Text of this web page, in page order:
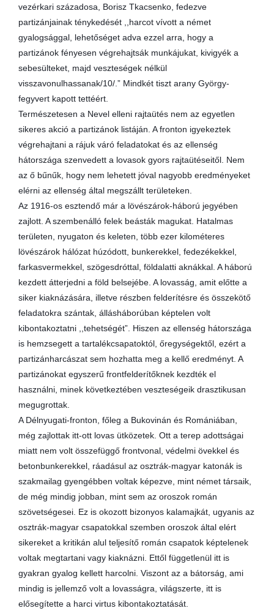
vezérkari századosa, Borisz Tkacsenko, fedezve
partizánjainak ténykedését ,,harcot vívott a német
gyalogsággal, lehetőséget adva ezzel arra, hogy a
partizánok fényesen végrehajtsák munkájukat, kivigyék a
sebesülteket, majd veszteségek nélkül
visszavonulhassanak/10/.” Mindkét tiszt arany György-
fegyvert kapott tettéért.
Természetesen a Nevel elleni rajtaütés nem az egyetlen
sikeres akció a partizánok listáján. A fronton igyekeztek
végrehajtani a rájuk váró feladatokat és az ellenség
hátországa szenvedett a lovasok gyors rajtaütéseitől. Nem
az ő bűnűk, hogy nem lehetett jóval nagyobb eredményeket
elérni az ellenség által megszállt területeken.
Az 1916-os esztendő már a lövészárok-háború jegyében
zajlott. A szembenálló felek beásták magukat. Hatalmas
területen, nyugaton és keleten, több ezer kilométeres
lövészárok hálózat húzódott, bunkerekkel, fedezékekkel,
farkasvermekkel, szögesdróttal, földalatti aknákkal. A háború
kezdett átterjedni a föld belsejébe. A lovasság, amit előtte a
siker kiaknázására, illetve részben felderítésre és összekötő
feladatokra szántak, állásháborúban képtelen volt
kibontakoztatni ,,tehetségét”. Hiszen az ellenség hátországa
is hemzsegett a tartalékcsapatoktól, őregységektől, ezért a
partizánharcászat sem hozhatta meg a kellő eredményt. A
partizánokat egyszerű frontfelderítőknek kezdték el
használni, minek következtében veszteségeik drasztikusan
megugrottak.
A Délnyugati-fronton, főleg a Bukovinán és Romániában,
még zajlottak itt-ott lovas ütközetek. Ott a terep adottságai
miatt nem volt összefüggő frontvonal, védelmi övekkel és
betonbunkerekkel, ráadásul az osztrák-magyar katonák is
szakmailag gyengébben voltak képezve, mint német társaik,
de még mindig jobban, mint sem az oroszok román
szövetségesei. Ez is okozott bizonyos kalamajkát, ugyanis az
osztrák-magyar csapatokkal szemben oroszok által elért
sikereket a kritikán alul teljesítő román csapatok képtelenek
voltak megtartani vagy kiaknázni. Ettől függetlenül itt is
gyakran gyalog kellett harcolni. Viszont az a bátorság, ami
mindig is jellemző volt a lovasságra, világszerte, itt is
elősegítette a harci virtus kibontakoztatását.